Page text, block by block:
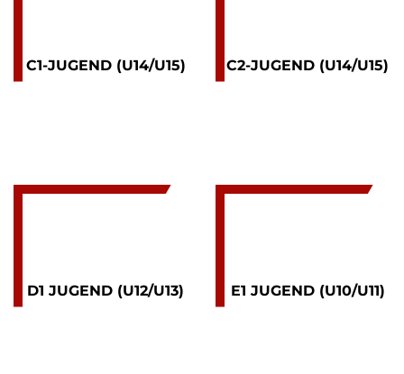
C1-JUGEND (U14/U15) C2-JUGEND (U14/U15)
D1 JUGEND (U12/U13) E1 JUGEND (U10/U11)